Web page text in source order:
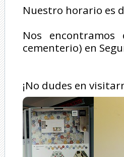
Nuestro horario es
Nos
cementerio) en
¡No dudes en